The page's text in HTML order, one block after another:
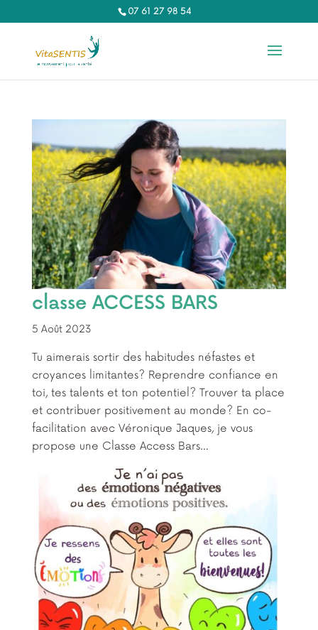
07 61 27 98 54‬
classe ACCESS BARS
5 Août 2023
Tu aimerais sortir des habitudes néfastes et
croyances limitantes? Reprendre confiance en
toi, tes talents et ton potentiel? Trouver ta place
et contribuer positivement au monde? En co-
facilitation avec Véronique Jaques, je vous
propose une Classe Access Bars...